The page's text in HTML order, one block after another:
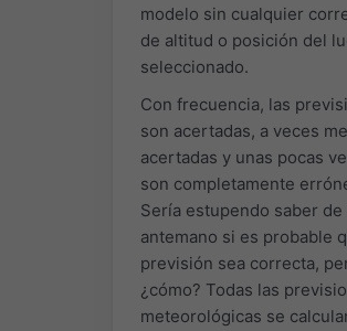
modelo sin cualquier
de altitud o posición del
seleccionado.
Con frecuencia, las
son acertadas, a veces
acertadas y unas pocas
son completamente
Sería estupendo saber de
antemano si es probable
previsión sea correcta,
¿cómo? Todas las
meteorológicas se